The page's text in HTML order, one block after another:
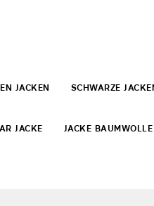
JACKEN SCHWARZE
JACKE JACKE BAUMWOLLE